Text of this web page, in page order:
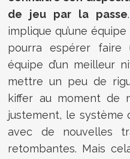
de jeu par la passe
implique qu’une
pourra espérer
équipe d’un meilleur
mettre un peu de
kiffer au moment de
justement, le système
avec de nouvelles
retombantes. Mais